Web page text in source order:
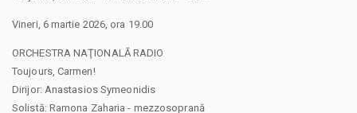
Vineri, 6 martie 2026, ora 19.00
ORCHESTRA NAŢIONALĂ RADIO
Toujours, Carmen!
Dirijor: Anastasios Symeonidis
Solistă: Ramona Zaharia - mezzosoprană